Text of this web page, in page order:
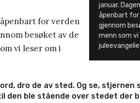
januar.
åpenbart for
gjennom
menn som vi
for verden
besøket av de
vi leser om i
dro de av sted. Og se, stjernen
den ble stående over stedet der